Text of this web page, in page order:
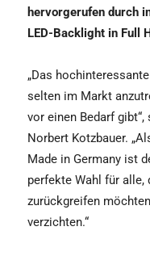
hervorgerufen durch
LED-Backlight in Full
„Das
selten im Markt
vor einen Bedarf
Norbert Kotzbauer.
Made in Germany ist
perfekte Wahl für
zurückgreifen
verzichten.“